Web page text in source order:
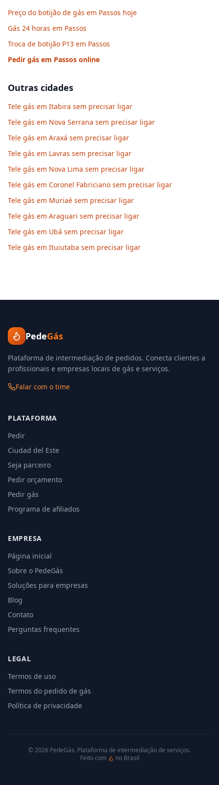
Preço do botijão de gás em Passos hoje
Gás 24 horas em Passos
Troca de botijão P13 em Passos
Pedir gás em Passos online
Outras cidades
Tele gás em Itabira sem precisar ligar
Tele gás em Nova Serrana sem precisar ligar
Tele gás em Araxá sem precisar ligar
Tele gás em Lavras sem precisar ligar
Tele gás em Nova Lima sem precisar ligar
Tele gás em Coronel Fabriciano sem precisar ligar
Tele gás em Muriaé sem precisar ligar
Tele gás em Araguari sem precisar ligar
Tele gás em Ubá sem precisar ligar
Tele gás em Ituiutaba sem precisar ligar
PedeGás
Plataforma de intermediação de pedidos. Conecta clientes a
profissionais e empresas locais de gás e serviços.
Falar com o time
PLATAFORMA
Pedir
Ciudad del Este
Seja parceiro
Pedir orçamento
Pedir gás
Programa de afiliados
EMPRESA
Página inicial
Sobre o PedeGás
Soluções para empresas
Blog
Contato
Perguntas frequentes
LEGAL
Termos de uso
Termos do pedido de gás
Política de privacidade
©2026 PedeGás. Plataforma de intermediação de serviços.
Feito com
no Brasil